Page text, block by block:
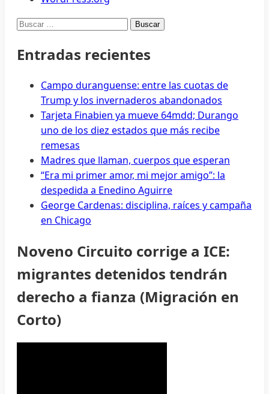
Buscar:
Entradas recientes
Campo duranguense: entre las cuotas de
Trump y los invernaderos abandonados
Tarjeta Finabien ya mueve 64mdd; Durango
uno de los diez estados que más recibe
remesas
Madres que llaman, cuerpos que esperan
“Era mi primer amor, mi mejor amigo”: la
despedida a Enedino Aguirre
George Cardenas: disciplina, raíces y campaña
en Chicago
Noveno Circuito corrige a ICE:
migrantes detenidos tendrán
derecho a fianza (Migración en
Corto)